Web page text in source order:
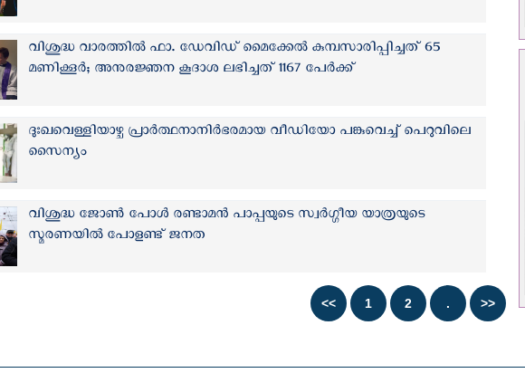
വിശുദ്ധ വാരത്തില്‍ ഫാ. ഡേവിഡ് മൈക്കേല്‍ കുമ്പസാരിപ്പിച്ചത് 65
മണിക്കൂര്‍; അനുരജ്ഞന കൂദാശ ലഭിച്ചത് 1167 പേര്‍ക്ക്
ദുഃഖവെള്ളിയാഴ്ച പ്രാര്‍ത്ഥനാനിർഭരമായ വീഡിയോ പങ്കുവെച്ച് പെറുവിലെ
സൈന്യം
വിശുദ്ധ ജോണ്‍ പോൾ രണ്ടാമൻ പാപ്പയുടെ സ്വര്‍ഗ്ഗീയ യാത്രയുടെ
സ്മരണയില്‍ പോളണ്ട് ജനത